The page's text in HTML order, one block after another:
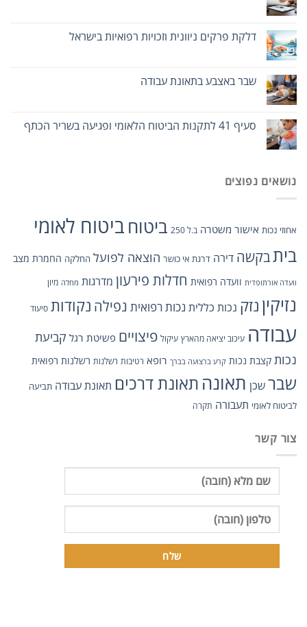
דלקת פרקים ניוונית וזכויות רפואיות בישראל
שבר באצבע בתאונת עבודה
סעיף 41 לתקנות הביטוח הלאומי ופגיעה בשריר הכתף
נושאים נפוצים
אחוזי נכות אישור משטרה ב.ל 250 ביטוחביטוח לאומי
ביתבקשה דירה דרגת אי כושר הוצאה לפועל החלקה החמרת מצב
וועדה אורתופדית וועדה רפואית חדלות פירעון מדרגות מחלה מיון
נזיקיןנזק נכות כללית נכות רפואית נפילה נקודות סיעוד
עבודה עיכוב יציאה מהארץ עיקול פיצויים פשיטת רגל קביעת
נכות קצבת נכות קרע ברצועה בברך רופא רטיבות רשלנות רשלנות רפואית
שברשכן תאונה תאונת דרכים תאונת עבודה תביעה
לביטוח לאומי תעבורה תקרה
צור קשר